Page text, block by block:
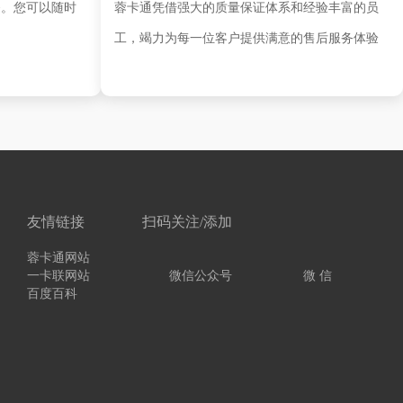
您可以随时 蓉卡通凭借强大的质量保证体系和经验丰富的员
工，竭力为每一位客户提供满意的售后服务体验
友情链接
蓉卡通网站
一卡联网站
百度百科
扫码关注/添加
微信公众号 微 信